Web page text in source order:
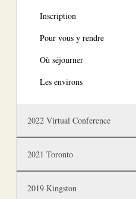
Inscription
Pour vous y rendre
Où séjourner
Les environs
2022 Virtual Conference
2021 Toronto
2019 Kingston